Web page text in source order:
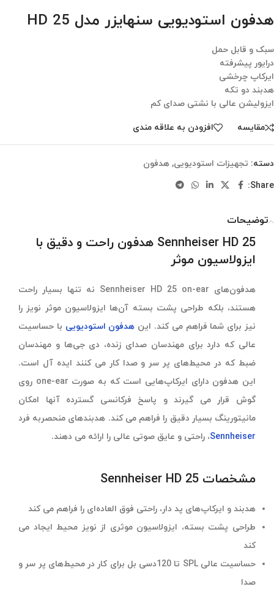
هدفون استودیویی سنهایزر مدل HD 25
سبک و قابل حمل
درایور پیشرفته
ایرکاپ چرخشی
هدبند دو تکه
ایزولیشن عالی با نشتی صدای کم
مقایسه افزودن به علاقه مندی
دسته: تجهیزات استودیویی, هدفون
Share:
توضیحات
Sennheiser HD 25 هدفون راحت و دقیق با
ایزولاسیون موثر
هدفون‌های Sennheiser HD 25 on-ear نه تنها بسیار راحت
هستند، بلکه طراحی پشت بسته آن‌ها ایزولاسیون موثر نویز را
نیز برای شما فراهم می کند. این هدفون استودیویی با حساسیت
عالی که دارد برای مهندسان صدای زنده، دی جی‌ها و مهندسان
ضبط که در محیط‌های پر سر و صدا کار می کنند ایده آل است.
این هدفون دارای ایرکاپ‌هایی است که به صورت one-ear روی
گوش قرار می گیرند و پاسخ فرکانسی گسترده آنها امکان
مانیتورینگ بسیار دقیق را فراهم می کند. هدبندهای منحصربه فرد
Sennheiser، راحتی و عایق صوتی عالی را ارائه می دهند.
مشخصات Sennheiser HD 25
هدبند و ایرکاپ‌های پد دار، راحتی فوق العاده‌ای را فراهم می کند
طراحی پشت بسته، ایزولاسیون موثری از نویز محیط ایجاد می
کند
حساسیت عالی SPL تا 120دسی بل برای کار در محیط‌های پر سر و
صدا